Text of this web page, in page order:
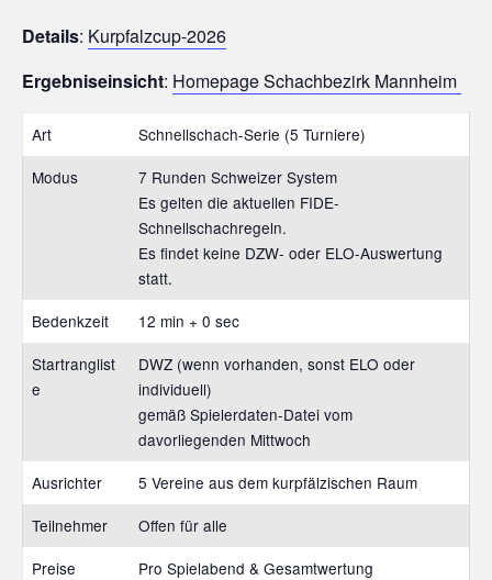
e
1
9
ü
h
l
Details: Kurpfalzcup-2026
Ergebniseinsicht: Homepage Schachbezirk Mannheim
Art
Schnellschach-Serie (5 Turniere)
Modus
7 Runden Schweizer System
Es gelten die aktuellen FIDE-
Schnellschachregeln.
Es findet keine DZW- oder ELO-Auswertung
statt.
Bedenkzeit
12 min + 0 sec
Startranglist
e
DWZ (wenn vorhanden, sonst ELO oder
individuell)
gemäß Spielerdaten-Datei vom
davorliegenden Mittwoch
Ausrichter
5 Vereine aus dem kurpfälzischen Raum
Teilnehmer
Offen für alle
Preise
Pro Spielabend & Gesamtwertung